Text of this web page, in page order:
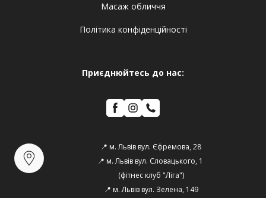
Масаж обличчя
Політика конфіденційності
Приєднюйтесь до нас:
📍 м. Львів вул. Єфремова, 28
📍 м. Львів вул. Словацького, 1
(фітнес клуб "Ліга")
📍 м. Львів вул. Зелена, 149